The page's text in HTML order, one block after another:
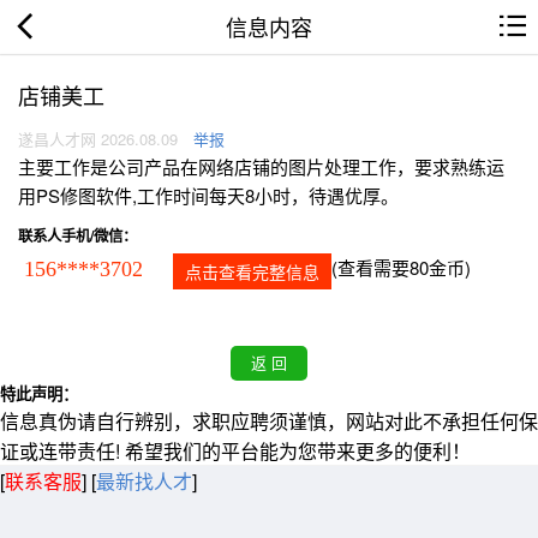
信息内容
店铺美工
遂昌人才网 2026.08.09 举报
主要工作是公司产品在网络店铺的图片处理工作，要求熟练运
用PS修图软件,工作时间每天8小时，待遇优厚。
联系人手机/微信：
156****3702 点击查看完整信息 (查看需要80金币)
特此声明：
信息真伪请自行辨别，求职应聘须谨慎，网站对此不承担任何保
证或连带责任! 希望我们的平台能为您带来更多的便利！
[联系客服] [最新找人才]